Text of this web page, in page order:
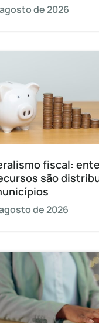
de 2026
fiscal:
são
de 2026